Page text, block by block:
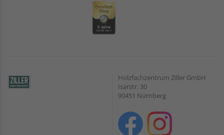
Holzfachzentrum Ziller GmbH
Isarstr. 30
90451 Nürnberg